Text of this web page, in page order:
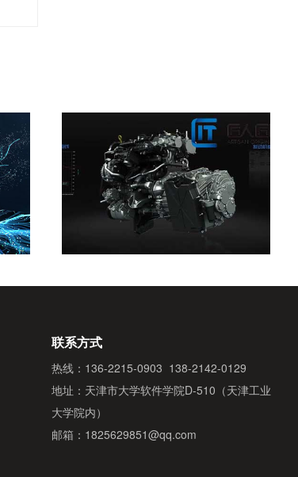
联系方式
热线：136-2215-0903 138-2142-0129
地址：天津市大学软件学院D-510（天津工业
大学院内）
邮箱：1825629851@qq.com